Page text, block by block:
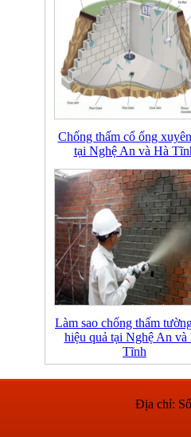
Chống thấm cổ ống
tại Nghệ An và Hà
Làm sao chống thấm
hiệu quả tại Nghệ An và
Tĩnh
Địa chỉ: